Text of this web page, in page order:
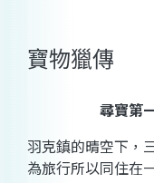
寶
尋寶第
羽克鎮的晴空下，
為旅行所以同住在